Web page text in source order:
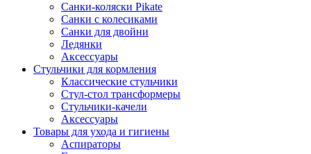
Санки-коляски Pikate
Санки с колесиками
Санки для двойни
Ледянки
Аксессуары
Стульчики для кормления
Классические стульчики
Стул-стол трансформеры
Стульчики-качели
Аксессуары
Товары для ухода и гигиены
Аспираторы